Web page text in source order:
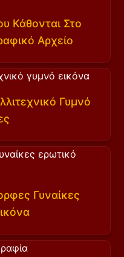
Κάθονται Στο
Αρχείο
Γυμνό
Γυναίκες